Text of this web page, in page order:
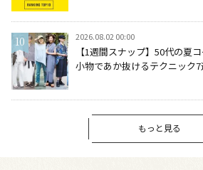
2026.08.02 00:00
【1週間スナップ】50代の夏
小物であか抜けるテクニック7
もっと見る